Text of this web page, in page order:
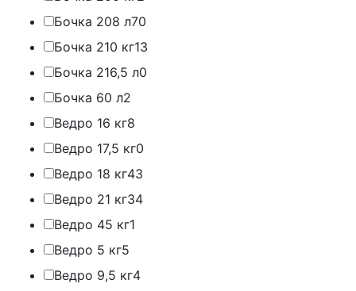
Бочка 208 л70
Бочка 210 кг13
Бочка 216,5 л0
Бочка 60 л2
Ведро 16 кг8
Ведро 17,5 кг0
Ведро 18 кг43
Ведро 21 кг34
Ведро 45 кг1
Ведро 5 кг5
Ведро 9,5 кг4